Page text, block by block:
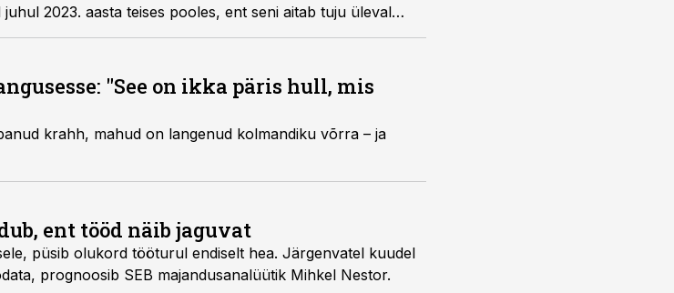
2023. aasta teises pooles, ent seni aitab tuju üleval
"See on ikka päris hull, mis
krahh, mahud on langenud kolmandiku võrra – ja
ent tööd näib jaguvat
püsib olukord tööturul endiselt hea. Järgenvatel kuudel
prognoosib SEB majandusanalüütik Mihkel Nestor.